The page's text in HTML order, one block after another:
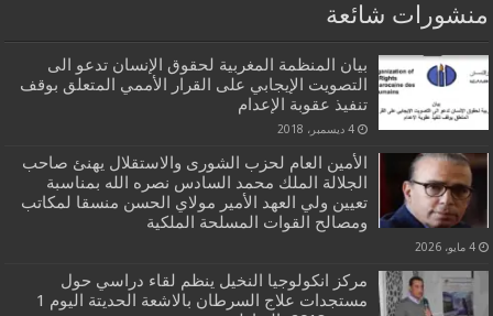
منشورات شائعة
بيان المنظمة المغربية لحقوق الإنسان تدعو الى
التصويت الإيجابي على القرار الأممي المتعلق بوقف
تنفيذ عقوبة الإعدام
4 ديسمبر، 2018
الأمين العام لحزب الشورى والاستقلال يهنئ صاحب
الجلالة الملك محمد السادس نصره الله بمناسبة
تعيين ولي العهد الأمير مولاي الحسن منسقا لمكاتب
ومصالح القوات المسلحة الملكية
4 مايو، 2026
مركز انكولوجيا النخيل ينظم لقاء دراسي حول
مستجدات علاج السرطان بالاشعة الحديتة اليوم 1